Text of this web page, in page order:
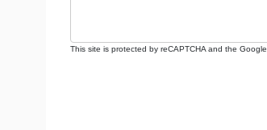
This site is protected by reCAPTCHA and the Google